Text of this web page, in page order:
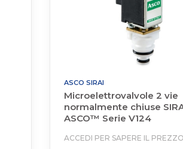
ASCO SIRAI
Microelettrovalvole 2 vie
normalmente chiuse
ASCO™ Serie V124
ACCEDI PER SAPERE IL PREZZO